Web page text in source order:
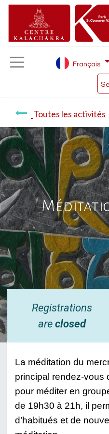
Français
Toutes les activités
Registrations
areclosed
La méditation du
principal rendez-vous
pour méditer en
de 19h30 à 21h, il
d’habitués et de